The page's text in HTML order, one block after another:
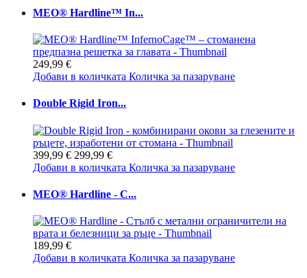
MEO® Hardline™ In...
249,99 €
Добави в количката Количка за пазаруване
Double Rigid Iron...
399,99 € 299,99 €
Добави в количката Количка за пазаруване
MEO® Hardline - С...
189,99 €
Добави в количката Количка за пазаруване